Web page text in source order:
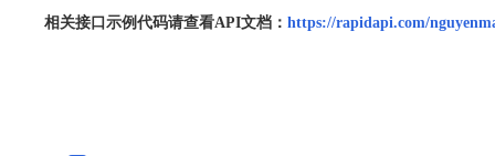
相关接口示例代码请查看API文档： https://rapidapi.com/